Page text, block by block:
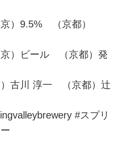
）9.5% （京都）
）ビール （京都）発
古川 淳一 （京都）辻
#スプリ